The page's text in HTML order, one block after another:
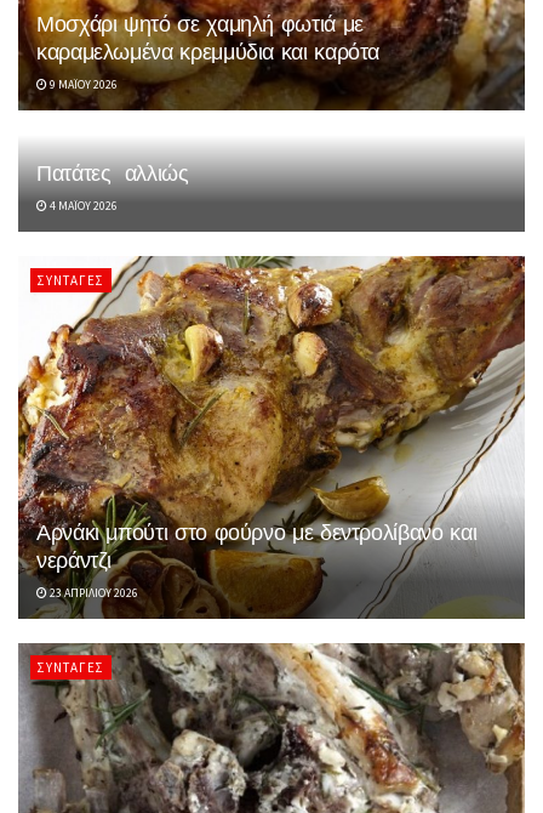
Μοσχάρι ψητό σε χαμηλή φωτιά με
καραμελωμένα κρεμμύδια και καρότα
9 ΜΑΪ́ΟΥ 2026
Πατάτες αλλιώς
4 ΜΑΪ́ΟΥ 2026
ΣΥΝΤΑΓΈΣ
Αρνάκι μπούτι στο φούρνο με δεντρολίβανο και
νεράντζι
23 ΑΠΡΙΛΊΟΥ 2026
ΣΥΝΤΑΓΈΣ